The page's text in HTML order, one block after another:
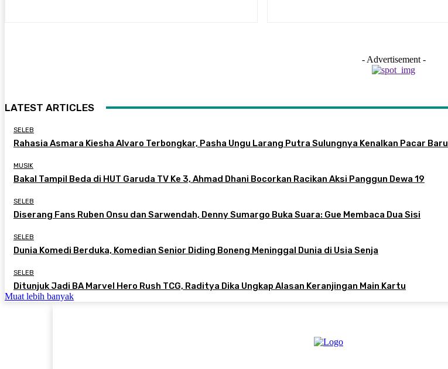
- Advertisement -
LATEST ARTICLES
SELEB
Rahasia Asmara Kiesha Alvaro Terbongkar, Pasha Ungu Larang Putra Sulungnya Kenalkan Pacar Baru
MUSIK
Bakal Tampil Beda di HUT Garuda TV Ke 3, Ahmad Dhani Bocorkan Racikan Aksi Panggun Dewa 19
SELEB
Diserang Fans Ruben Onsu dan Sarwendah, Denny Sumargo Buka Suara: Gue Membaca Dua Sisi
SELEB
Dunia Komedi Berduka, Komedian Senior Diding Boneng Meninggal Dunia di Usia Senja
SELEB
Ditunjuk Jadi BA Marvel Hero Rush TCG, Raditya Dika Ungkap Alasan Keranjingan Main Kartu
Muat lebih banyak